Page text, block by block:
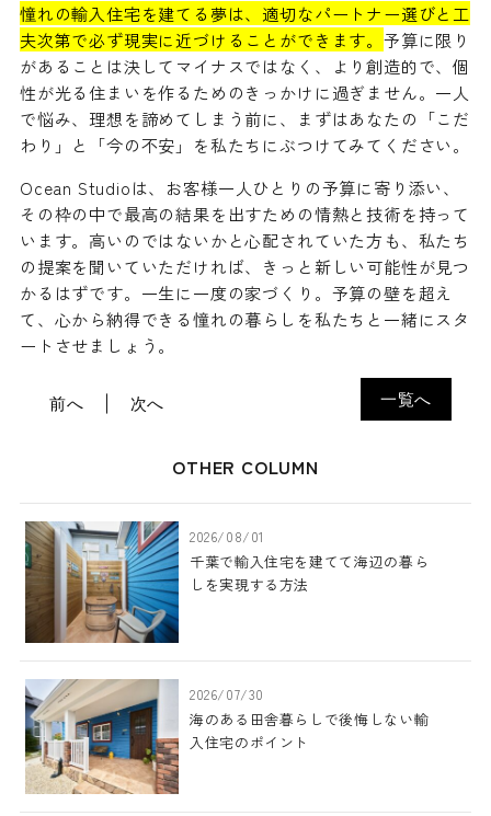
憧れの輸入住宅を建てる夢は、適切なパートナー選びと工
夫次第で必ず現実に近づけることができます。 予算に限り
があることは決してマイナスではなく、より創造的で、個
性が光る住まいを作るためのきっかけに過ぎません。一人
で悩み、理想を諦めてしまう前に、まずはあなたの「こだ
わり」と「今の不安」を私たちにぶつけてみてください。
Ocean Studioは、お客様一人ひとりの予算に寄り添い、
その枠の中で最高の結果を出すための情熱と技術を持って
います。高いのではないかと心配されていた方も、私たち
の提案を聞いていただければ、きっと新しい可能性が見つ
かるはずです。一生に一度の家づくり。予算の壁を超え
て、心から納得できる憧れの暮らしを私たちと一緒にスタ
ートさせましょう。
一覧へ
前へ 次へ
OTHER COLUMN
2026/08/01
千葉で輸入住宅を建てて海辺の暮ら
しを実現する方法
2026/07/30
海のある田舎暮らしで後悔しない輸
入住宅のポイント